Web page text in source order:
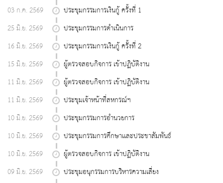
03 ก.ค. 2569
ประชุมกรรมการเงินกู้ ครั้งที่ 1
25 มิ.ย. 2569
ประชุมกรรมการดำเนินการ
16 มิ.ย. 2569
ประชุมกรรมการเงินกู้ ครั้งที่ 2
15 มิ.ย. 2569
ผู้ตรวจสอบกิจการ เข้าปฏิบัติงาน
11 มิ.ย. 2569
ผู้ตรวจสอบกิจการ เข้าปฏิบัติงาน
11 มิ.ย. 2569
ประชุมเจ้าหน้าที่สหกรณ์ฯ
10 มิ.ย. 2569
ประชุมกรรมการอำนวยการ
10 มิ.ย. 2569
ประชุมกรรมการศึกษาเเละประชาสัมพันธ์
10 มิ.ย. 2569
ผู้ตรวจสอบกิจการ เข้าปฏิบัติงาน
09 มิ.ย. 2569
ประชุมอนุกรรมการบริหารความเสี่ยง